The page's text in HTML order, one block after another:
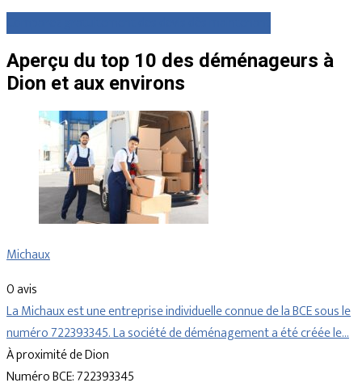
Aperçu du top 10 des déménageurs à
Dion et aux environs
Michaux
0 avis
La Michaux est une entreprise individuelle connue de la BCE sous le
numéro 722393345. La société de déménagement a été créée le…
À proximité de Dion
Numéro BCE: 722393345